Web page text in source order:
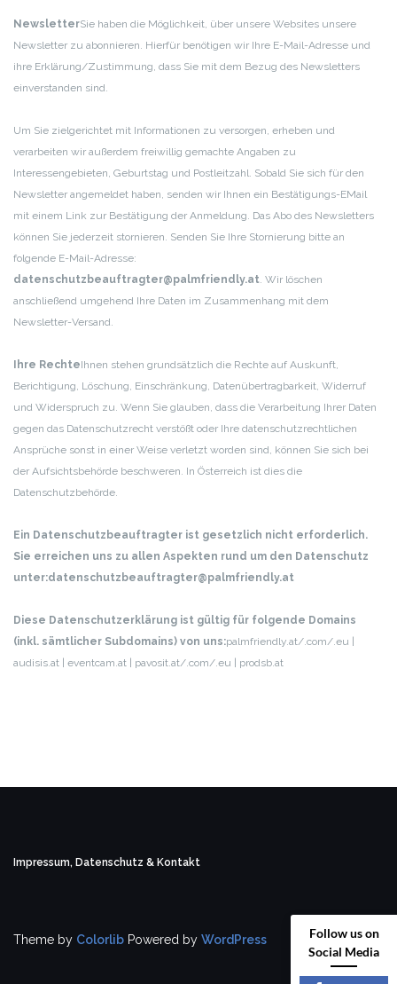
NewsletterSie haben die Möglichkeit, über unsere Websites unsere
Newsletter zu abonnieren. Hierfür benötigen wir Ihre E-Mail-Adresse und
ihre Erklärung/Zustimmung, dass Sie mit dem Bezug des Newsletters
einverstanden sind.
Um Sie zielgerichtet mit Informationen zu versorgen, erheben und
verarbeiten wir außerdem freiwillig gemachte Angaben zu
Interessengebieten, Geburtstag und Postleitzahl. Sobald Sie sich für den
Newsletter angemeldet haben, senden wir Ihnen ein Bestätigungs-EMail
mit einem Link zur Bestätigung der Anmeldung. Das Abo des Newsletters
können Sie jederzeit stornieren. Senden Sie Ihre Stornierung bitte an
folgende E-Mail-Adresse:
datenschutzbeauftragter@palmfriendly.at. Wir löschen
anschließend umgehend Ihre Daten im Zusammenhang mit dem
Newsletter-Versand.
Ihre RechteIhnen stehen grundsätzlich die Rechte auf Auskunft,
Berichtigung, Löschung, Einschränkung, Datenübertragbarkeit, Widerruf
und Widerspruch zu. Wenn Sie glauben, dass die Verarbeitung Ihrer Daten
gegen das Datenschutzrecht verstößt oder Ihre datenschutzrechtlichen
Ansprüche sonst in einer Weise verletzt worden sind, können Sie sich bei
der Aufsichtsbehörde beschweren. In Österreich ist dies die
Datenschutzbehörde.
Ein Datenschutzbeauftragter ist gesetzlich nicht erforderlich.
Sie erreichen uns zu allen Aspekten rund um den Datenschutz
unter:datenschutzbeauftragter@palmfriendly.at
Diese Datenschutzerklärung ist gültig für folgende Domains
(inkl. sämtlicher Subdomains) von uns:palmfriendly.at/.com/.eu |
audisis.at | eventcam.at | pavosit.at/.com/.eu | prodsb.at
Impressum, Datenschutz & Kontakt
Theme by Colorlib Powered by WordPress
Follow us on
Social Media